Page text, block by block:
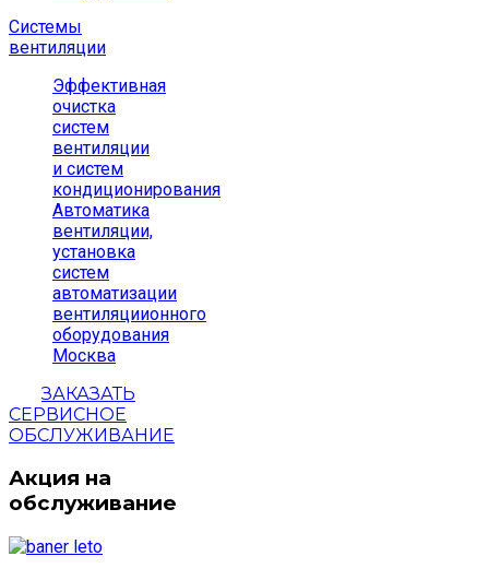
Системы
вентиляции
Эффективная
очистка
систем
вентиляции
и систем
кондиционирования
Автоматика
вентиляции,
установка
систем
автоматизации
вентиляциионного
оборудования
Москва
ЗАКАЗАТЬ
СЕРВИСНОЕ
ОБСЛУЖИВАНИЕ
Акция на
обслуживание